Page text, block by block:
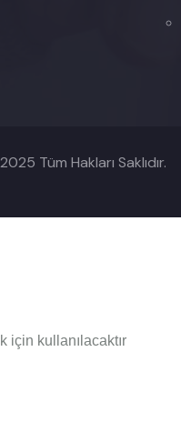
Tüm Hakları Saklıdır.
kullanılacaktır